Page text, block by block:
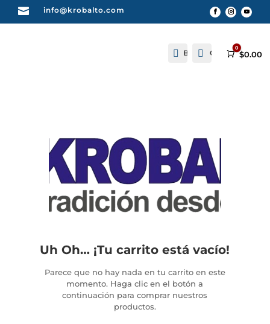
 info@krobalto.com
 Buscar
 CuentaCarro
0
$0.00
Uh Oh… ¡Tu carrito está vacío!
Parece que no hay nada en tu carrito en este
momento. Haga clic en el botón a
continuación para comprar nuestros
productos.